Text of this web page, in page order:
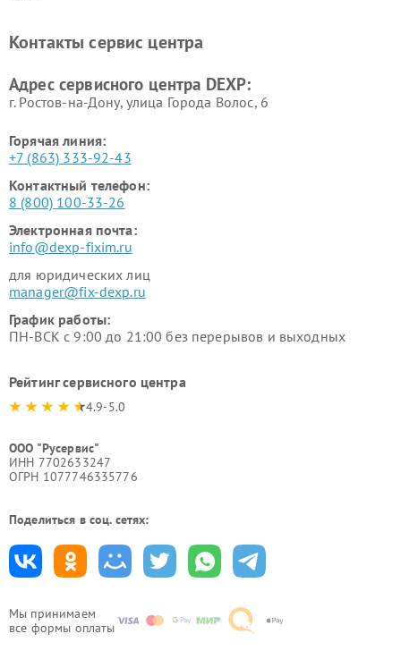
Мы принимаем
все формы оплаты
Ремонт серверов DEXP
Ремонт мини пк DEXP
Контакты сервис центра
Адрес сервисного центра DEXP:
г. Ростов-на-Дону, улица Города Волос, 6
Горячая линия:
+7 (863) 333-92-43
Контактный телефон:
8 (800) 100-33-26
Электронная почта:
info@dexp-fixim.ru
для юридических лиц
manager@fix-dexp.ru
График работы:
ПН-ВСК с 9:00 до 21:00 без перерывов и выходных
Рейтинг сервисного центра
4.9-5.0
ООО "Русервис"
ИНН 7702633247
ОГРН 1077746335776
Поделиться в соц. сетях: